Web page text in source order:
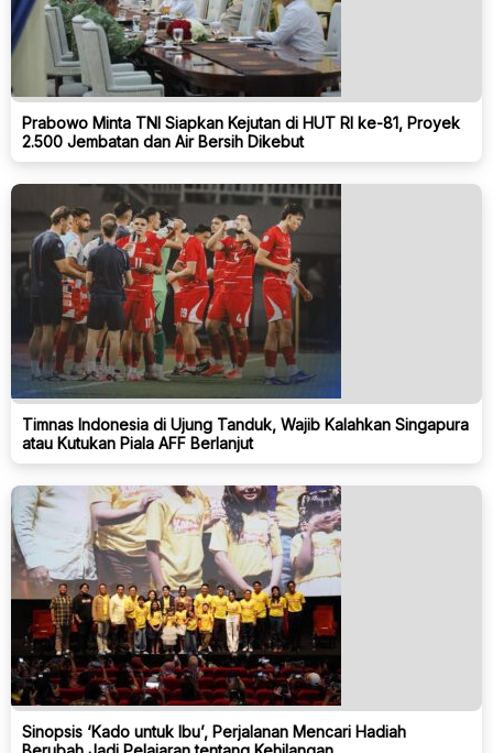
Prabowo Minta TNI Siapkan Kejutan di HUT RI ke-81, Proyek
2.500 Jembatan dan Air Bersih Dikebut
Timnas Indonesia di Ujung Tanduk, Wajib Kalahkan Singapura
atau Kutukan Piala AFF Berlanjut
Sinopsis ‘Kado untuk Ibu’, Perjalanan Mencari Hadiah